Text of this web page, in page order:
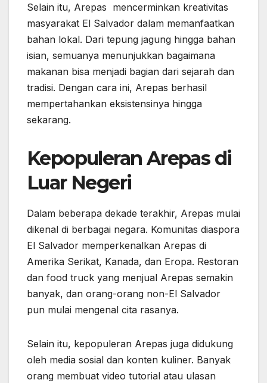
Selain itu, Arepas mencerminkan kreativitas
masyarakat El Salvador dalam memanfaatkan
bahan lokal. Dari tepung jagung hingga bahan
isian, semuanya menunjukkan bagaimana
makanan bisa menjadi bagian dari sejarah dan
tradisi. Dengan cara ini, Arepas berhasil
mempertahankan eksistensinya hingga
sekarang.
Kepopuleran Arepas di
Luar Negeri
Dalam beberapa dekade terakhir, Arepas mulai
dikenal di berbagai negara. Komunitas diaspora
El Salvador memperkenalkan Arepas di
Amerika Serikat, Kanada, dan Eropa. Restoran
dan food truck yang menjual Arepas semakin
banyak, dan orang-orang non-El Salvador
pun mulai mengenal cita rasanya.
Selain itu, kepopuleran Arepas juga didukung
oleh media sosial dan konten kuliner. Banyak
orang membuat video tutorial atau ulasan